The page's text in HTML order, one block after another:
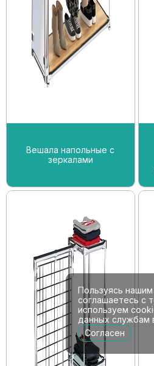
Вешала напольные с
зеркалами
Пользуясь
соглашаетесь с
используем
данных службам
Согласен